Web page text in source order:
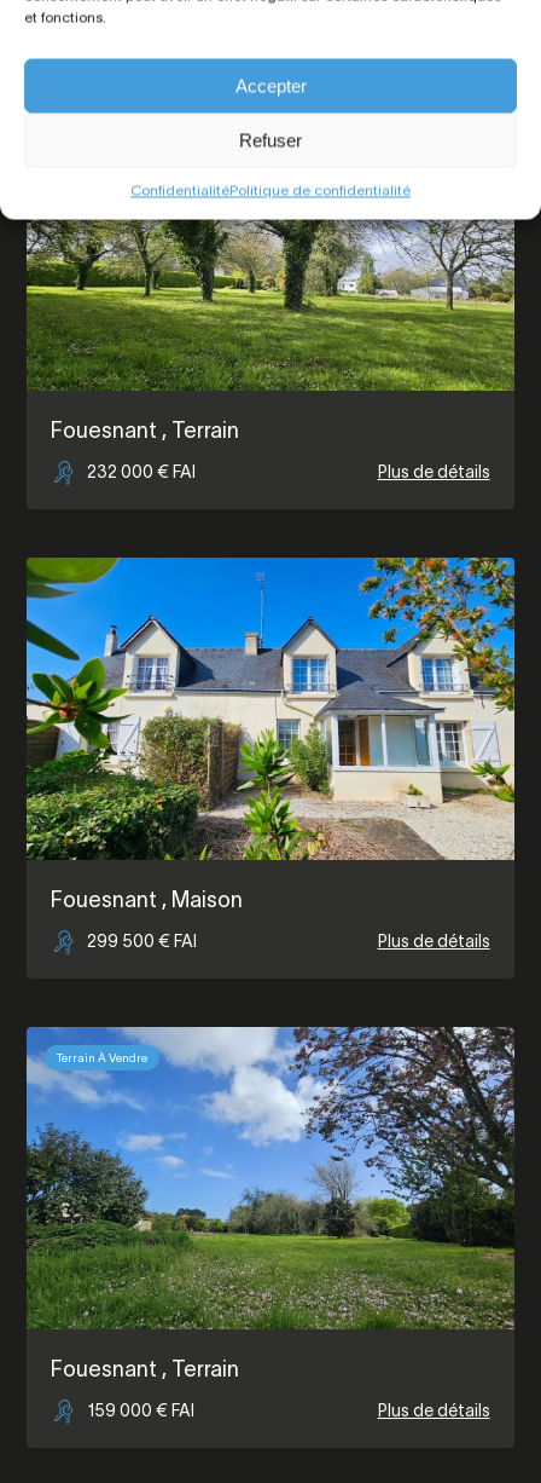
et fonctions.
Accepter
Refuser
ConfidentialitéPolitique de confidentialité
Fouesnant , Terrain
232 000 € FAI Plus de détails
Fouesnant , Maison
299 500 € FAI Plus de détails
Terrain À Vendre
Fouesnant , Terrain
159 000 € FAI Plus de détails